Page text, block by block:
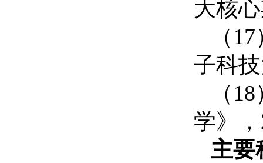
大核
（ 17
子科
（ 18
学》，
主要